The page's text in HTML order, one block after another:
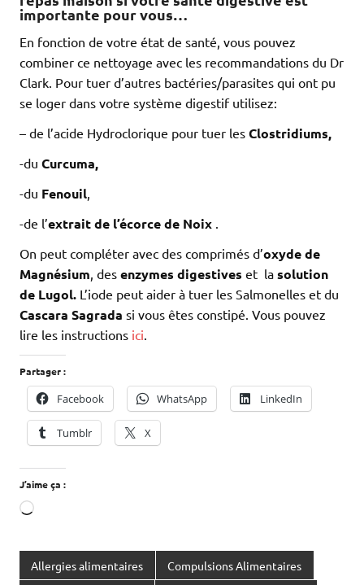
importante pour vous…
En fonction de votre état de santé, vous pouvez
combiner ce nettoyage avec les recommandations du Dr
Clark. Pour tuer d’autres bactéries/parasites qui ont pu
se loger dans votre système digestif utilisez:
– de l’acide Hydroclorique pour tuer les Clostridiums,
-du Curcuma,
-du Fenouil
-de l’extrait de l’écorce de Noix
On peut compléter avec des comprimés d’oxyde de
Magnésium , des enzymes digestives et la solution
de Lugol. L’iode peut aider à tuer les Salmonelles et du
Cascara Sagrada si vous êtes constipé. Vous pouvez
lire les instructions ici
Partager :
Facebook WhatsApp LinkedIn
Tumblr X
J’aime ça :
Chargement…
Allergies alimentaires Compulsions Alimentaires